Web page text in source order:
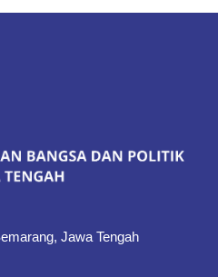
Jawa Tengah